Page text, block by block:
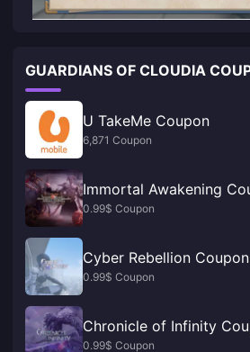
GUARDIANS OF CLOUDIA
U TakeMe Coupon
6,871 Coupon
Immortal Awakening
0.99$ Coupon
Cyber Rebellion Coupon
0.99$ Coupon
Chronicle of Infinity
0.99$ Coupon